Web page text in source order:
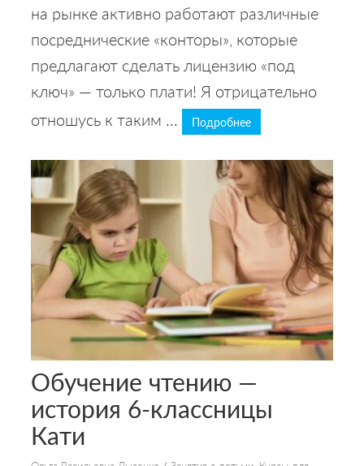
на рынке активно работают различные
посреднические «конторы», которые
предлагают сделать лицензию «под
ключ» — только плати! Я отрицательно
отношусь к таким ...
Подробнее
Обучение чтению —
история 6-классницы
Кати